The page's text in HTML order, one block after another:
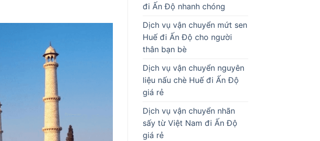
đi Ấn Độ nhanh chóng
Dịch vụ vận chuyển mứt sen
Huế đi Ấn Độ cho người
thân bạn bè
Dịch vụ vận chuyển nguyên
liệu nấu chè Huế đi Ấn Độ
giá rẻ
Dịch vụ vận chuyển nhãn
sấy từ Việt Nam đi Ấn Độ
giá rẻ